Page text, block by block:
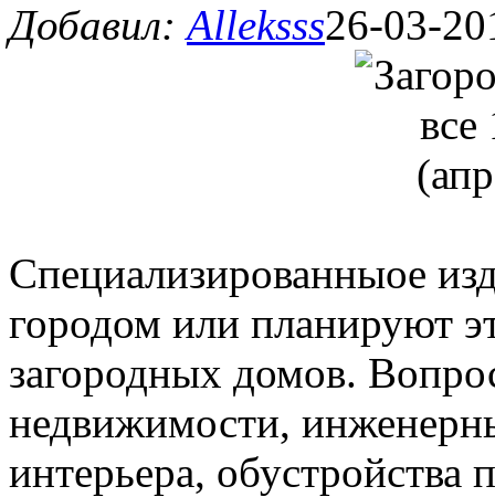
Добавил:Alleksss26-03-
Cпециализированныое
городом или планируют
загородных домов.
недвижимости,
интерьера, обустройства